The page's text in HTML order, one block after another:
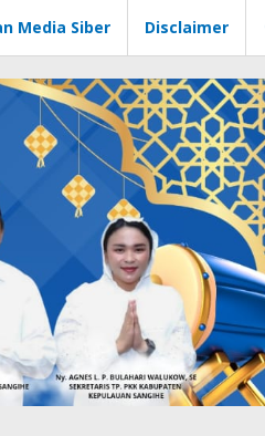
Media Siber Disclaimer